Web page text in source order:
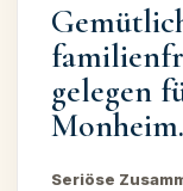
gelegen
Monheim.
Seriöse